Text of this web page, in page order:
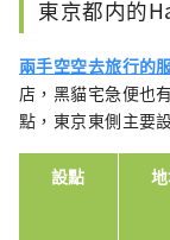
東京都内的
兩手空空去旅行的
店，黑貓宅急便也
點，東京東側主要
設點